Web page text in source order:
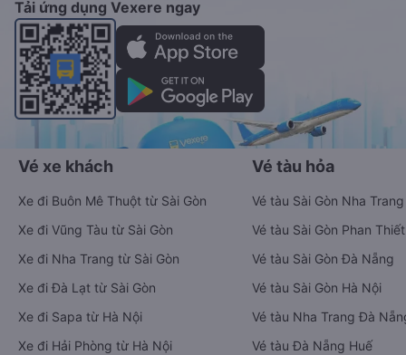
Tải ứng dụng Vexere ngay
Vé xe khách
Xe đi Buôn Mê Thuột từ Sài Gòn
Xe đi Vũng Tàu từ Sài Gòn
Xe đi Nha Trang từ Sài Gòn
Xe đi Đà Lạt từ Sài Gòn
Xe đi Sapa từ Hà Nội
Xe đi Hải Phòng từ Hà Nội
Vé tàu hỏa
Vé tàu Sài Gòn Nha Trang
Vé tàu Sài Gòn Phan Thiết
Vé tàu Sài Gòn Đà Nẵng
Vé tàu Sài Gòn Hà Nội
Vé tàu Nha Trang Đà
Vé tàu Đà Nẵng Huế